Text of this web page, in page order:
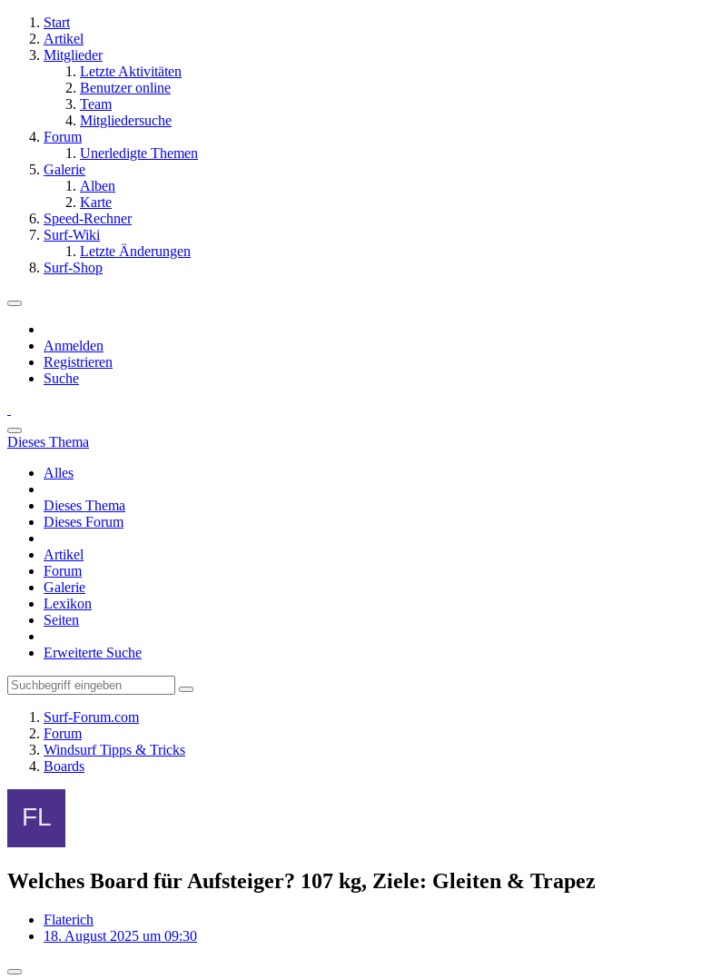
Start
Artikel
Mitglieder
Letzte Aktivitäten
Benutzer online
Team
Mitgliedersuche
Forum
Unerledigte Themen
Galerie
Alben
Karte
Speed-Rechner
Surf-Wiki
Letzte Änderungen
Surf-Shop
Anmelden
Registrieren
Suche
Dieses Thema
Alles
Dieses Thema
Dieses Forum
Artikel
Forum
Galerie
Lexikon
Seiten
Erweiterte Suche
Surf-Forum.com
Forum
Windsurf Tipps & Tricks
Boards
Welches Board für Aufsteiger? 107 kg, Ziele: Gleiten & Trapez
Flaterich
18. August 2025 um 09:30